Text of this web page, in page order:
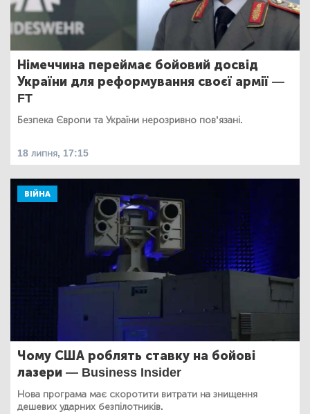
Німеччина переймає бойовий досвід
України для реформування своєї армії —
FT
Безпека Європи та України нерозривно пов’язані.
18 липня, 17:15
ВІЙНА
Чому США роблять ставку на бойові
лазери — Business Insider
Нова програма має скоротити витрати на знищення
дешевих ударних безпілотників.